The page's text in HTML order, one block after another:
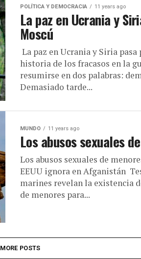
POLÍTICA Y DEMOCRACIA 11 years ago
La paz en Ucrania y
Moscú
La paz en Ucrania y Siria pasa
historia de los fracasos en la
resumirse en dos palabras:
Demasiado tarde...
MUNDO 11 years ago
Los abusos sexuales
Los abusos sexuales de
EEUU ignora en Afganistán
marines revelan la existencia
de menores para...
MORE POSTS